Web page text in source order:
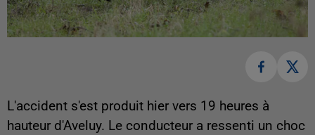
L'accident s'est produit hier vers 19 heures à
hauteur d'Aveluy. Le conducteur a ressenti un choc